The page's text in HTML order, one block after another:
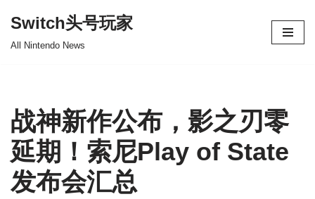
Switch头号玩家
All Nintendo News
战神新作公布，影之刃零
延期！索尼Play of State
发布会汇总